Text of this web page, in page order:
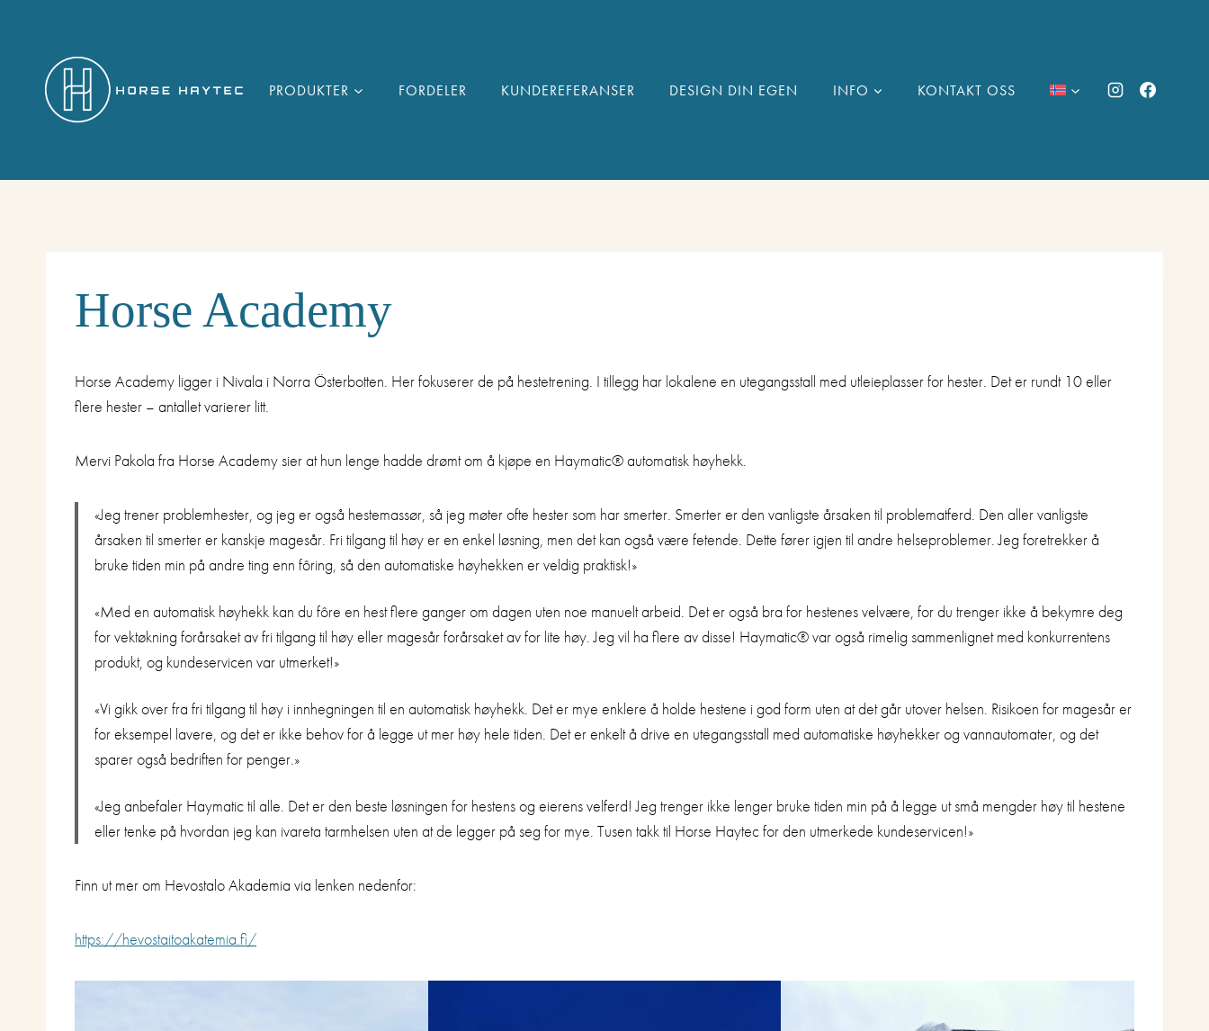
PRODUKTER FORDELER KUNDEREFERANSER DESIGN DIN EGEN INFO KONTAKT OSS
Horse Academy
Horse Academy ligger i Nivala i Norra Österbotten. Her fokuserer de på hestetrening. I tillegg har lokalene en utegangsstall med utleieplasser for hester. Det er rundt 10 eller
flere hester – antallet varierer litt.
Mervi Pakola fra Horse Academy sier at hun lenge hadde drømt om å kjøpe en Haymatic® automatisk høyhekk.
«Jeg trener problemhester, og jeg er også hestemassør, så jeg møter ofte hester som har smerter. Smerter er den vanligste årsaken til problematferd. Den aller vanligste
årsaken til smerter er kanskje magesår. Fri tilgang til høy er en enkel løsning, men det kan også være fetende. Dette fører igjen til andre helseproblemer. Jeg foretrekker å
bruke tiden min på andre ting enn fôring, så den automatiske høyhekken er veldig praktisk!»
«Med en automatisk høyhekk kan du fôre en hest flere ganger om dagen uten noe manuelt arbeid. Det er også bra for hestenes velvære, for du trenger ikke å bekymre deg
for vektøkning forårsaket av fri tilgang til høy eller magesår forårsaket av for lite høy. Jeg vil ha flere av disse! Haymatic®️ var også rimelig sammenlignet med konkurrentens
produkt, og kundeservicen var utmerket!»
«Vi gikk over fra fri tilgang til høy i innhegningen til en automatisk høyhekk. Det er mye enklere å holde hestene i god form uten at det går utover helsen. Risikoen for magesår er
for eksempel lavere, og det er ikke behov for å legge ut mer høy hele tiden. Det er enkelt å drive en utegangsstall med automatiske høyhekker og vannautomater, og det
sparer også bedriften for penger.»
«Jeg anbefaler Haymatic til alle. Det er den beste løsningen for hestens og eierens velferd! Jeg trenger ikke lenger bruke tiden min på å legge ut små mengder høy til hestene
eller tenke på hvordan jeg kan ivareta tarmhelsen uten at de legger på seg for mye. Tusen takk til Horse Haytec for den utmerkede kundeservicen!»
Finn ut mer om Hevostalo Akademia via lenken nedenfor:
https://hevostaitoakatemia.fi/